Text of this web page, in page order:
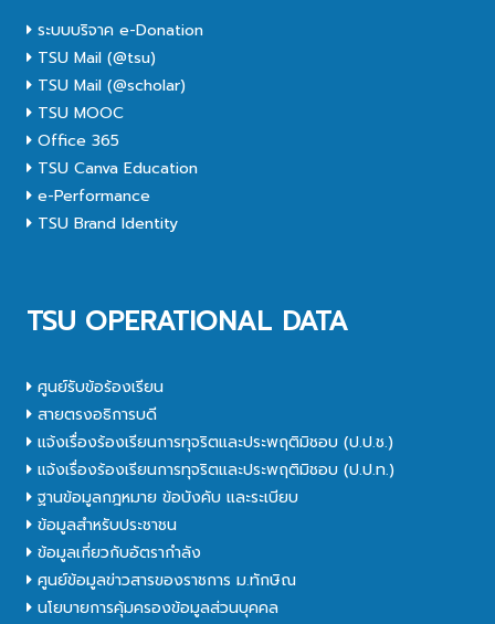
ระบบบริจาค e-Donation
TSU Mail (@tsu)
TSU Mail (@scholar)
TSU MOOC
Office 365
TSU Canva Education
e-Performance
TSU Brand Identity
TSU OPERATIONAL DATA
ศูนย์รับข้อร้องเรียน
สายตรงอธิการบดี
แจ้งเรื่องร้องเรียนการทุจริตและประพฤติมิชอบ (ป.ป.ช.)
แจ้งเรื่องร้องเรียนการทุจริตและประพฤติมิชอบ (ป.ป.ท.)
ฐานข้อมูลกฎหมาย ข้อบังคับ และระเบียบ
ข้อมูลสำหรับประชาชน
ข้อมูลเกี่ยวกับอัตรากำลัง
ศูนย์ข้อมูลข่าวสารของราชการ ม.ทักษิณ
นโยบายการคุ้มครองข้อมูลส่วนบุคคล